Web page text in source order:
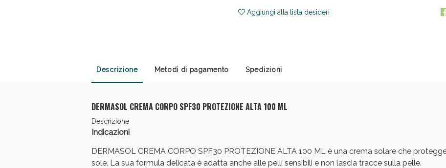
Aggiungi alla lista desideri
Descrizione Metodi di pagamento Spedizioni
DERMASOL CREMA CORPO SPF30 PROTEZIONE ALTA 100 ML
Descrizione
Indicazioni
DERMASOL CREMA CORPO SPF30 PROTEZIONE ALTA 100 ML è una crema solare che
sole. La sua formula delicata è adatta anche alle pelli sensibili e non lascia tracce sulla pelle.